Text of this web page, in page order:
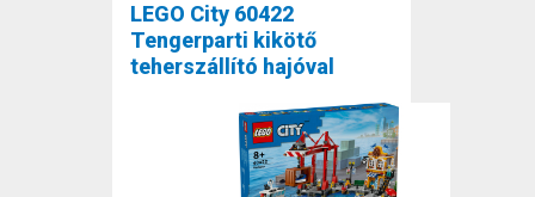
LEGO City 60422
Tengerparti kikötő
teherszállító hajóval